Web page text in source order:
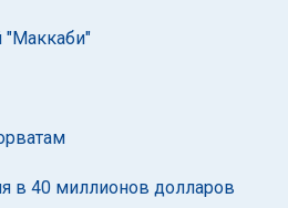
"Маккаби"
в 40 миллионов долларов